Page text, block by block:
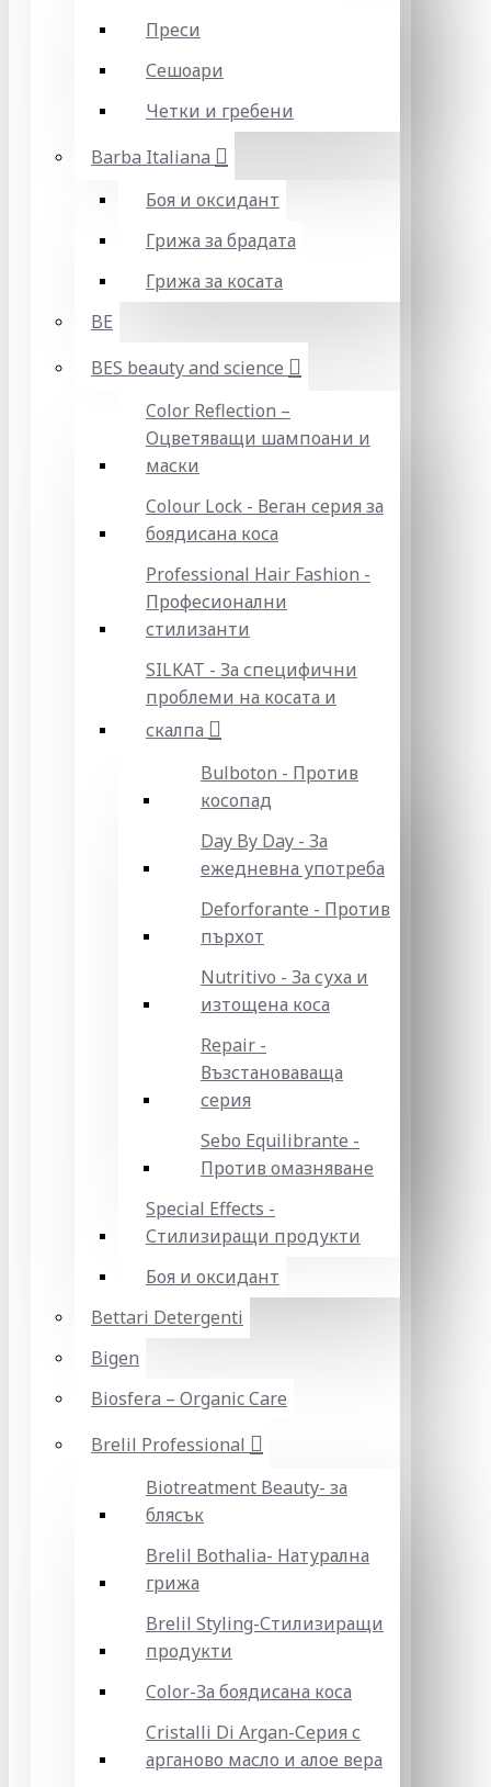
Преси
Сешоари
Четки и гребени
Barba Italiana
Боя и оксидант
Грижа за брадата
Грижа за косата
BE
BES beauty and science
Color Reflection –
Оцветяващи шампоани и
маски
Colour Lock - Веган серия за
боядисана коса
Professional Hair Fashion -
Професионални
стилизанти
SILKAT - За специфични
проблеми на косата и
скалпа
Bulboton - Против
косопад
Day By Day - За
ежедневна употреба
Deforforante - Против
пърхот
Nutritivo - За суха и
изтощена коса
Repair -
Възстановаваща
серия
Sebo Equilibrante -
Против омазняване
Special Effects -
Стилизиращи продукти
Боя и оксидант
Bettari Detergenti
Bigen
Biosfera – Organic Care
Brelil Professional
Biotreatment Beauty- за
блясък
Brelil Bothalia- Натурална
грижа
Brelil Styling-Стилизиращи
продукти
Color-За боядисана коса
Cristalli Di Argan-Серия с
арганово масло и алое вера